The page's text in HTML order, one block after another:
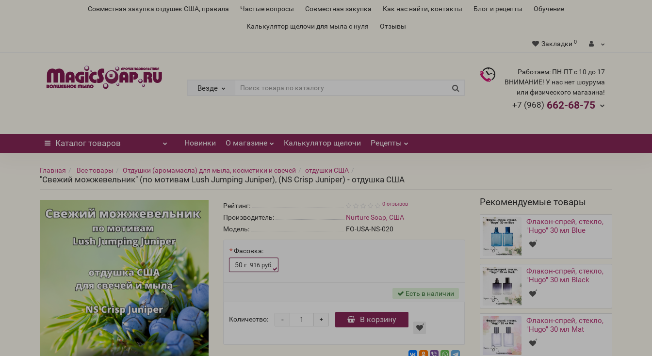
Совместная закупка отдушек США, правила Частые вопросы Совместная закупка Как нас найти, контакты Блог и рецепты Обучение
Калькулятор щелочи для мыла с нуля Отзывы
Закладки 0
Везде
Работаем: ПН-ПТ с 10 до 17
ВНИМАНИЕ! У нас нет шоурума
или физического магазина!
+7 (968) 662-68-75
Каталог товаров Новинки О магазине Калькулятор щелочи Рецепты
Главная Все товары Отдушки (аромамасла) для мыла, косметики и свечей отдушки США
"Свежий можжевельник" (по мотивам Lush Jumping Juniper), (NS Crisp Juniper) - отдушка США
Рейтинг: 0 отзывов
Производитель:
Nurture Soap, США
Модель:
FO-USA-NS-020
Фасовка:
50 г 916 руб.
Есть в наличии
Количество: +
- В корзину
Рекомендуемые товары
Флакон-спрей, стекло,
"Hugo" 30 мл Blue
Флакон-спрей, стекло,
"Hugo" 30 мл Black
Флакон-спрей, стекло,
"Hugo" 30 мл Mat